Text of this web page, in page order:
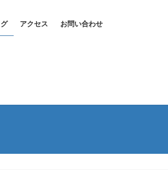
アクセス お問い合わせ